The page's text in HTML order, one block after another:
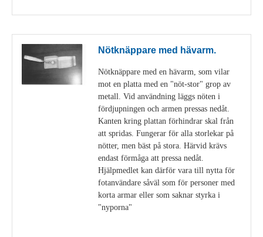
Nötknäppare med hävarm.
Nötknäppare med en hävarm, som vilar
mot en platta med en "nöt-stor" grop av
metall. Vid användning läggs nöten i
fördjupningen och armen pressas nedåt.
Kanten kring plattan förhindrar skal från
att spridas. Fungerar för alla storlekar på
nötter, men bäst på stora. Härvid krävs
endast förmåga att pressa nedåt.
Hjälpmedlet kan därför vara till nytta för
fotanvändare såväl som för personer med
korta armar eller som saknar styrka i
"nyporna"